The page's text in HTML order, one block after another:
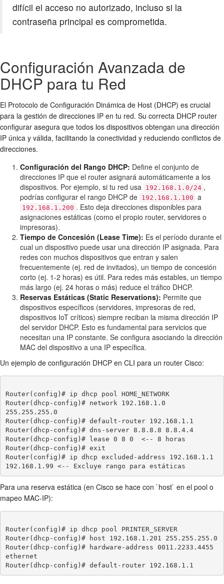
difícil el acceso no autorizado, incluso si la
contraseña principal es comprometida.
Configuración Avanzada de
DHCP para tu Red
El Protocolo de Configuración Dinámica de Host (DHCP) es crucial
para la gestión de direcciones IP en tu red. Su correcta DHCP router
configurar asegura que todos los dispositivos obtengan una dirección
IP única y válida, facilitando la conectividad y reduciendo conflictos de
direcciones.
Configuración del Rango DHCP: Define el conjunto de
direcciones IP que el router asignará automáticamente a los
dispositivos. Por ejemplo, si tu red usa
192.168.1.0/24 ,
podrías configurar el rango DHCP de 192.168.1.100 a
192.168.1.200 . Esto deja direcciones disponibles para
asignaciones estáticas (como el propio router, servidores o
impresoras).
Tiempo de Concesión (Lease Time): Es el período durante el
cual un dispositivo puede usar una dirección IP asignada. Para
redes con muchos dispositivos que entran y salen
frecuentemente (ej. red de invitados), un tiempo de concesión
corto (ej. 1-2 horas) es útil. Para redes más estables, un tiempo
más largo (ej. 24 horas o más) reduce el tráfico DHCP.
Reservas Estáticas (Static Reservations): Permite que
dispositivos específicos (servidores, impresoras de red,
dispositivos IoT críticos) siempre reciban la misma dirección IP
del servidor DHCP. Esto es fundamental para servicios que
necesitan una IP constante. Se configura asociando la dirección
MAC del dispositivo a una IP específica.
Un ejemplo de configuración DHCP en CLI para un router Cisco:
Router(config)# ip dhcp pool HOME_NETWORK
Router(dhcp-config)# network 192.168.1.0
255.255.255.0
Router(dhcp-config)# default-router 192.168.1.1
Router(dhcp-config)# dns-server 8.8.8.8 8.8.4.4
Router(dhcp-config)# lease 0 8 0  <-- 8 horas
Router(dhcp-config)# exit
Router(config)# ip dhcp excluded-address 192.168.1.1
Para una reserva estática (en Cisco se hace con `host` en el pool o
mapeo MAC-IP):
Router(config)# ip dhcp pool PRINTER_SERVER
Router(dhcp-config)# host 192.168.1.201 255.255.255.0
Router(dhcp-config)# hardware-address 0011.2233.4455
ethernet